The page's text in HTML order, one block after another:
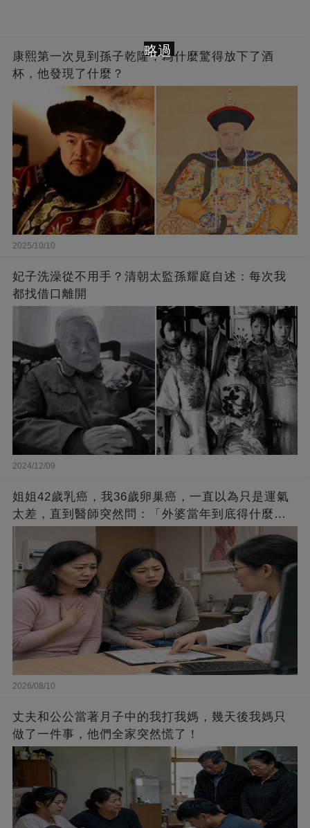
康熙第一次見到孫子乾隆，為什麼驚得放下了酒
杯，他發現了什麼？
2025/10/10
妃子洗澡從不用手？清朝太監孫耀庭自述：每次我
都找借口離開
2024/12/09
姐姐42歲乳癌，我36歲卵巢癌，一直以為只是運氣
太差，直到醫師突然問：「外婆當年到底得什麼
2026/08/10
丈夫和公公當著月子中的我打我媽，幾天後我媽只
做了一件事，他們全家突然慌了！
略過